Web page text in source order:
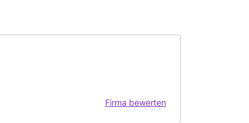
Firma bewerten